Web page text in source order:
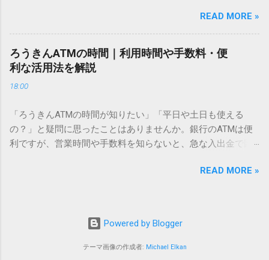
は、JIS規格（日本産業規格）によって「第1水準」「第2水
準」といった形で整理されています。しかし、人名や地名に
使われる非常に古い漢字（旧字）や、特定の組織だけで作ら
れた「外字」は、この一般的な変換リストに含まれていない
ン上のすべての文字には、いわば「住所」のような番号が割
り振られています。変換候補に出ない文字でも、この住所
（コード）を直接指定すれば、確実に呼び出すことができる
のです。 2. Windows標準機能！文字コードで漢字を出す「16
進数入力」 最も汎用性が高く、特別なソフトも不要なのが
20BB7）」を把握する。 入力モードを「半角」にする（※重
[Alt]キーを押しながら[X]キー**を押す。 入力した数字が、一
ことに申し訳なさを感じたりすることもあるかもしれませ
ん。 「もっとスムーズに、自分のタイミングで受け取りた
い」 「わざわざ電話をかけずに、スマホ一つで完結させた
い」 そんな願いを叶えてくれるのが、佐川急便の会員制サー
ビス「スマートクラブ」と、LINEや公式アプリの連携です。
これらを活用するだけで、再配達のストレスは驚くほど軽く
受け取り術と、連携による具体的なメリットを徹底解説しま
す。 佐川急便の再配達が劇的に変わる「スマートクラブ」と
は？ まず押さえておきたいのが、佐川急便の個人向け無料会
況をリアルタイムで管理するための基盤となるサービスで
が飛躍的に向上しています。登録を済ませておくだけで、荷
め配達時間を変更するといった先回りの対応が可能になりま
READ MORE »
ろうきんATMの時間｜利用時間や手数料・便
利な活用法を解説
18:00
「ろうきんATMの時間が知りたい」「平日や土日も使える
の？」と疑問に思ったことはありませんか。銀行のATMは便
利ですが、営業時間や手数料を知らないと、急な入出金で困
ATM営業時間や利用の注意点、便利な活用法 を詳しく解説し
です。 1-1. 店舗内ATM 平日：9:00〜17:00 土曜・日曜・祝
日：休止（※一部店舗では土曜日のみ利用可能） 店舗内ATM
は、銀行窓口と同じ営業時間で利用でき、 窓口での対応も可
READ MORE »
Powered by Blogger
テーマ画像の作成者: Michael Elkan